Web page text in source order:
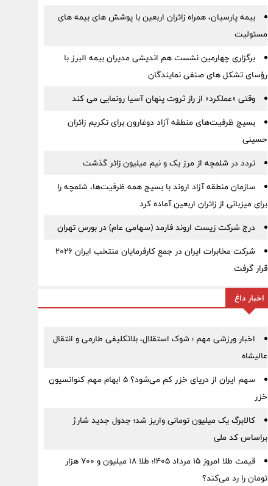
بیمه پارسیان، همراه زائران اربعین با پوشش های بیمه های
مسئولیت
برگزاری چهارمین نشست هم اندیشی مدیران بیمه البرز با
رؤسای تشکل های صنفی نمایندگان
وقتی «عملکرد» از راز ثروت پنهان آسیا رونمایی می کند
بسیج ظرفیت‌های منطقه آزاد دوغارون برای تکریم زائران
حسینی
تردد در شلمچه از مرز یک و نیم میلیون زائر گذشت
سازمان منطقه آزاد اروند با بسیج همه ظرفیت‌ها، شلمچه را
برای میزبانی از زائران اربعین آماده کرد
درج شرکت زیست اروند فارمد (سهامی عام) در بورس تهران
شرکت مخابرات ایران در جمع کارفرمایان منتخب ایران ۲۰۲۶
قرار گرفت
اخبار داغ
اخبار ورزشی مهم ؛ شوک استقلال، بلاتکلیفی طارمی و انتقال
عالیشاه
سهم ایران از دریای خزر کم می‌شود؟ ۵ ابهام مهم کنوانسیون
خزر
کالابرگ یک میلیون تومانی واریز شد؛ جدول جدید شارژ
براساس کد ملی
قیمت طلا امروز ۱۵ مرداد ۱۴۰۵؛ طلا ۱۸ میلیون و ۷۰۰ هزار
تومان را رد می‌کند؟